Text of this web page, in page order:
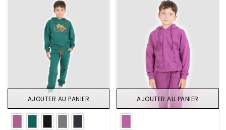
AJOUTER AU PANIER AJOUTER AU PANIER